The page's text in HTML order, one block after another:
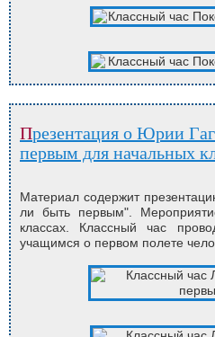
Презентация о Юрии Гагарине - Легко ли быть
первым для начальных
Материал содержит
ли быть первым".
классах. Классный час
учащимся о первом полете